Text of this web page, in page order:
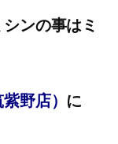
ンの事はミ
野店） に